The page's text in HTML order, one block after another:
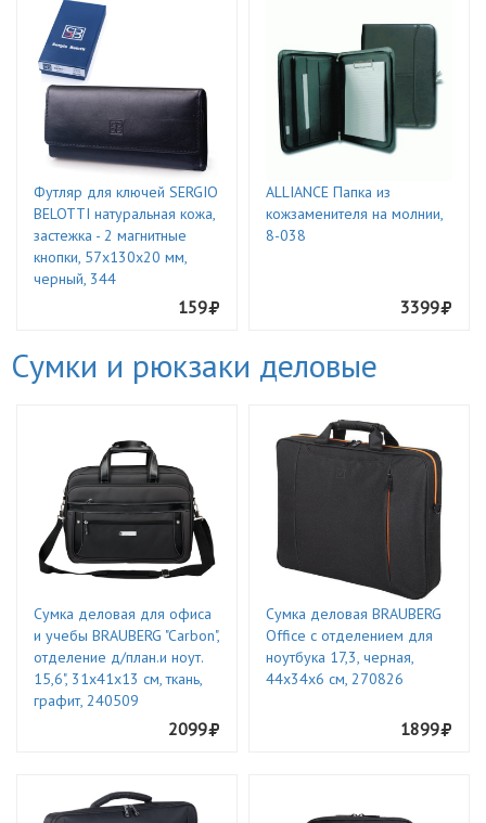
Футляр для ключей SERGIO
BELOTTI натуральная кожа,
застежка - 2 магнитные
кнопки, 57х130х20 мм,
черный, 344
159
ALLIANCE Папка из
кожзаменителя на молнии,
8-038
3399
Сумки и рюкзаки деловые
Сумка деловая для офиса
и учебы BRAUBERG "Carbon",
отделение д/план.и ноут.
15,6", 31х41х13 см, ткань,
графит, 240509
2099
Сумка деловая BRAUBERG
Office с отделением для
ноутбука 17,3, черная,
44х34х6 см, 270826
1899